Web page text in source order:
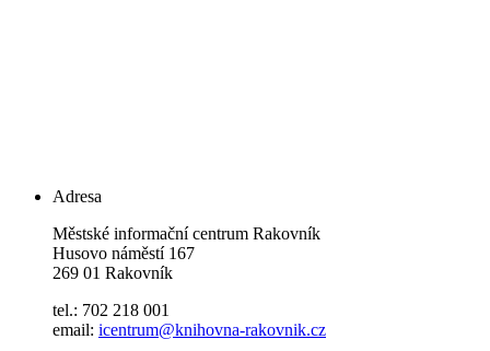
Adresa
Městské informační centrum Rakovník
Husovo náměstí 167
269 01 Rakovník
tel.: 702 218 001
email: icentrum@knihovna-rakovnik.cz